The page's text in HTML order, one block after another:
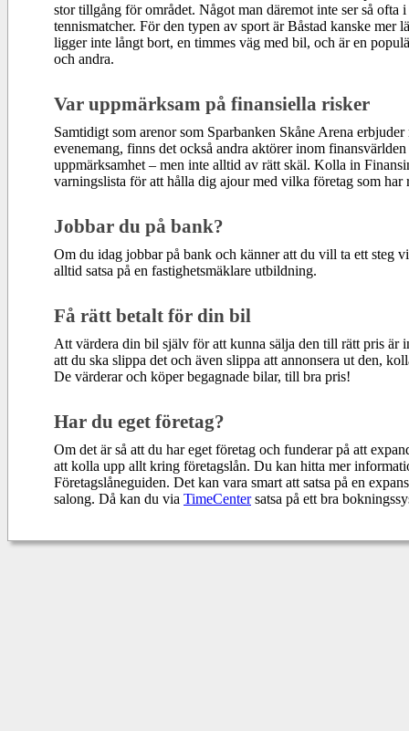
stor tillgång för området. Något man däremot inte ser så ofta
tennismatcher. För den typen av sport är Båstad kanske mer
ligger inte långt bort, en timmes väg med bil, och är en
och andra.
Var uppmärksam på finansiella risker
Samtidigt som arenor som Sparbanken Skåne Arena
evenemang, finns det också andra aktörer inom
uppmärksamhet – men inte alltid av rätt skäl. Kolla in
varningslista för att hålla dig ajour med vilka företag som
Jobbar du på bank?
Om du idag jobbar på bank och känner att du vill ta ett steg
alltid satsa på en fastighetsmäklare utbildning.
Få rätt betalt för din bil
Att värdera din bil själv för att kunna sälja den till rätt pris är
att du ska slippa det och även slippa att annonsera ut den,
De värderar och köper begagnade bilar, till bra pris!
Har du eget företag?
Om det är så att du har eget företag och funderar på att
att kolla upp allt kring företagslån. Du kan hitta mer
Företagslåneguiden. Det kan vara smart att satsa på en
salong. Då kan du via TimeCentersatsa på ett bra